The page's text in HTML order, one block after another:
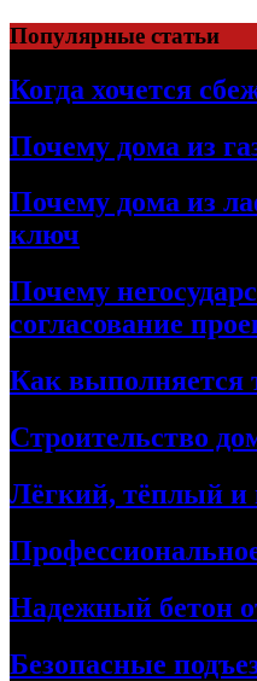
Перейти
к
содержимому
Популярные статьи
Когда хочется
Почему дома из
Почему дома из
ключ
Почему
согласование
Как выполняется
Строительство
Лёгкий, тёплый и
Надежный бетон
Безопасные